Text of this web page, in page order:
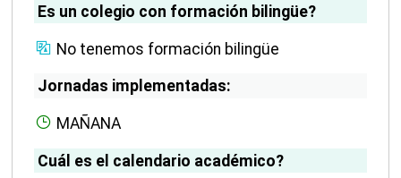
Es un colegio con formación bilingüe?
No tenemos formación bilingüe
Jornadas implementadas:
MAÑANA
Cuál es el calendario académico?